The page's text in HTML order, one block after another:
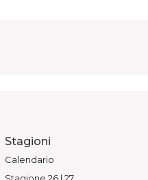
Stagioni
Calendario
Stagione 26 | 27